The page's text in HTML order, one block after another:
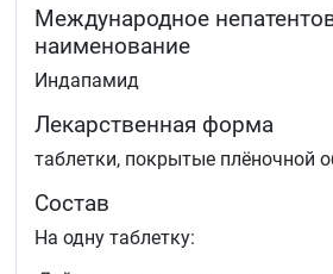
Международное
наименование
Индапамид
Лекарственная форма
таблетки, покрытые плёночной
Состав
На одну таблетку: